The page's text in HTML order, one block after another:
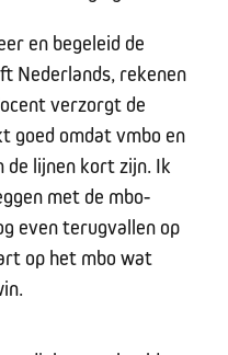
en begeleid de
Nederlands, rekenen
verzorgt de
goed omdat vmbo en
de lijnen kort zijn. Ik
met de mbo-
even terugvallen op
op het mbo wat